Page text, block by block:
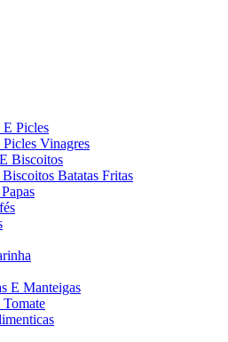
E Picles
Vinagres
Biscoitos
Batatas Fritas
E Manteigas
Tomate